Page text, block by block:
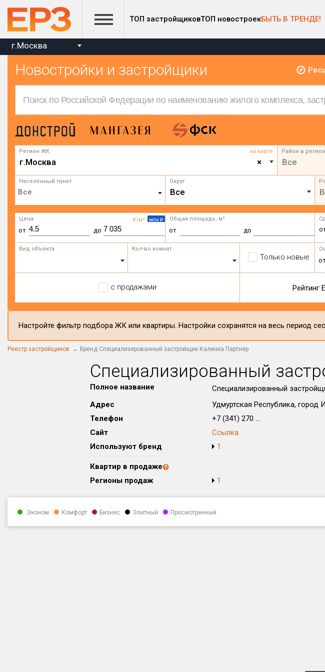
ТОП застройщиковТОП новостроекБЫТЬ В ТРЕНДЕ!
г.Москва
Новостройки и застройщики
Регион ЖК на карте
×
г.Москва
Район в
Все
Населённый пункт Округ
Все
₽/м² млн ₽
Цена
от до
Общая площадь, м²
от до
Вид объекта Кол-во комнат
Только новые
с продажами Рейтинг
Настройте фильтр подбора ЖК или квартиры. Настройки сохранятся на весь период
Реестр застройщиков Бренд Специализированный застройщик Калинка Партнер
Специализированный
Полное название
Специализированный
Адрес
Удмуртская Республика, город
Телефон
+7 (341) 270 ...
Сайт
Ссылка
Используют бренд
1
Квартир в продаже
Регионы продаж
1
Эконом Комфорт Бизнес Элитный Просмотренный